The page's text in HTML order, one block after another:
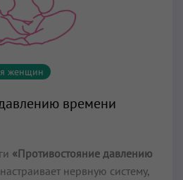
женщин
времени
«Противостояние давлению
нервную систему,